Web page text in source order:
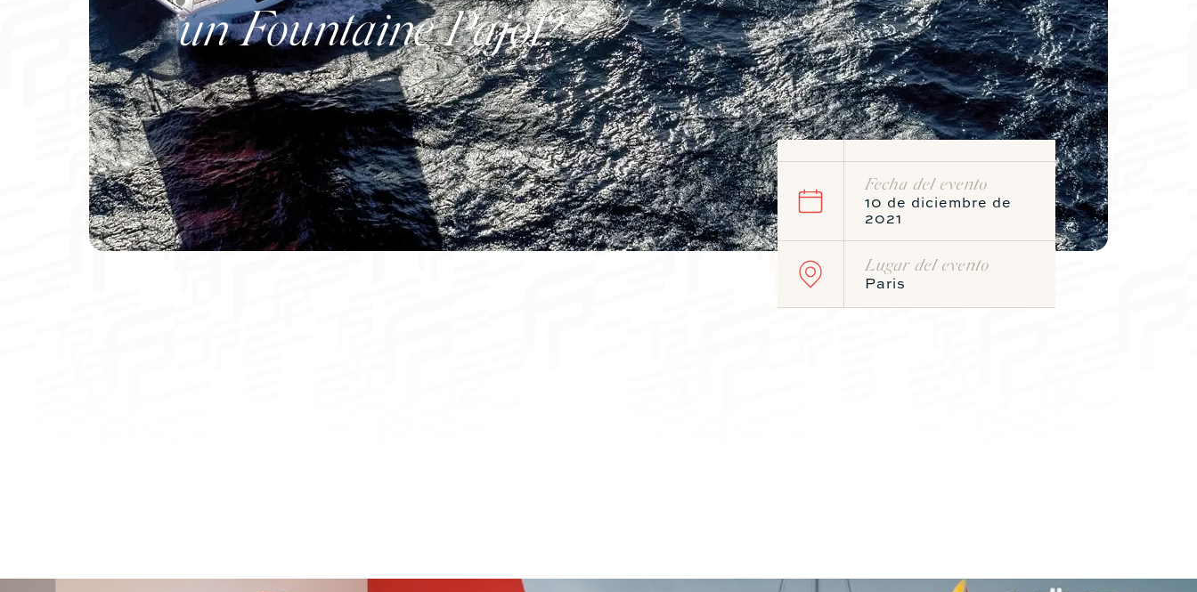
un Fountaine Pajot?
Fecha del evento
10 de diciembre de
2021
Lugar del evento
Paris
Catamarán
FP41
Más información sobre el precio
Catamarán
FP44
Metros